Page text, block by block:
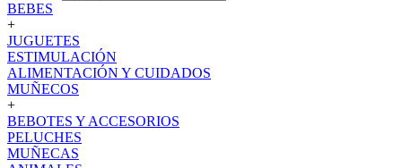
BEBES
+
JUGUETES
ESTIMULACIÓN
ALIMENTACIÓN Y CUIDADOS
MUÑECOS
+
BEBOTES Y ACCESORIOS
PELUCHES
MUÑECAS